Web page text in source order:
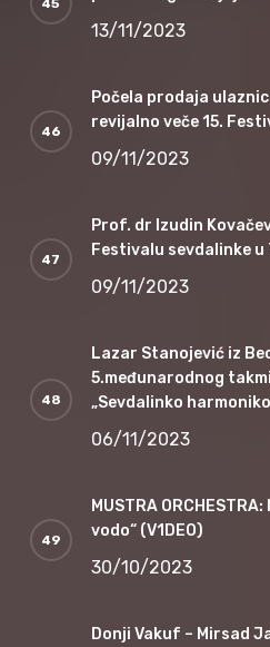
13/11/2023
Počela prodaja
revijalno veče 15.
09/11/2023
Prof. dr Izudin
Festivalu sevdalinke u
09/11/2023
Lazar Stanojević iz
5.međunarodnog
„Sevdalinko
06/11/2023
MUSTRA
vodo“ (V1DEO)
30/10/2023
Donji Vakuf – Mirsad